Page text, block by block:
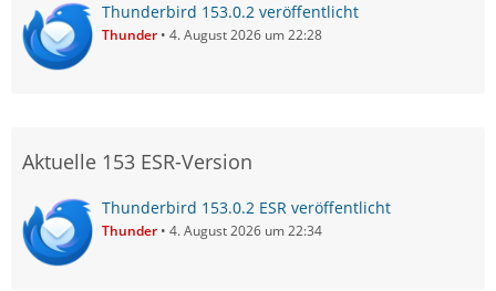
Thunderbird 153.0.2 veröffentlicht
Thunder 4. August 2026 um 22:28
Aktuelle 153 ESR-Version
Thunderbird 153.0.2 ESR veröffentlicht
Thunder 4. August 2026 um 22:34